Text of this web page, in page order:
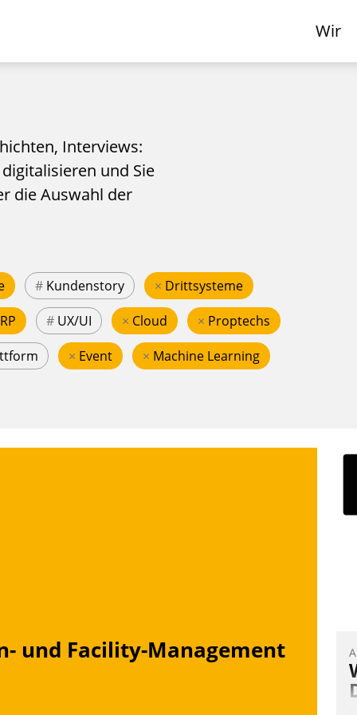
Wir
Interviews:
und Sie
die Auswahl der
# Kundenstory × Drittsysteme
# UX/UI × Cloud × Proptechs
× Event × Machine Learning
und Facility-Management